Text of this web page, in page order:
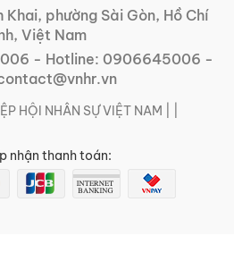
Khai, phường Sài Gòn, Hồ Chí
Việt Nam
- Hotline: 0906645006 -
HỘI NHÂN SỰ VIỆT NAM | |
nhận thanh toán: